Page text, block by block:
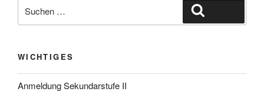
nach:
WICHTIGES
Anmeldung Sekundarstufe II